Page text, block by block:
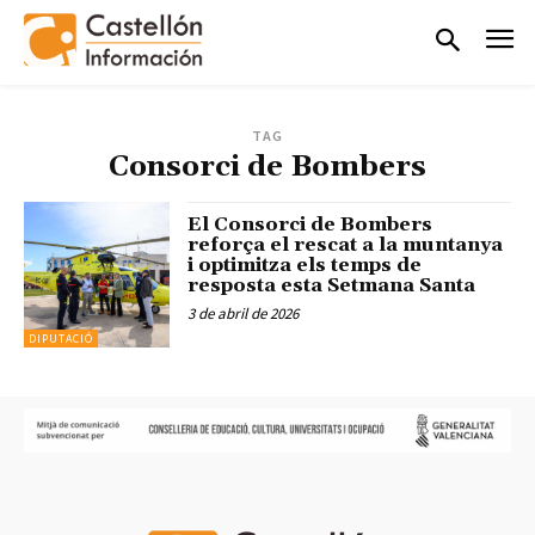
TAG
Consorci de Bombers
DIPUTACIÓ
El Consorci de Bombers
reforça el rescat a la muntanya
i optimitza els temps de
resposta esta Setmana Santa
3 de abril de 2026